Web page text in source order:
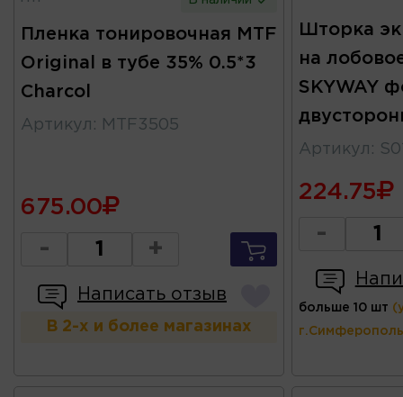
Пленка тонировочная MTF
Original в тубе 35% 0.5*3
Charcol
Артикул : MTF3505
675.00
- +
Написать отзыв
В 2-х и более магазинах
Шторка
на
SKYWAY
Артикул :
224.75
-
больше 10 шт